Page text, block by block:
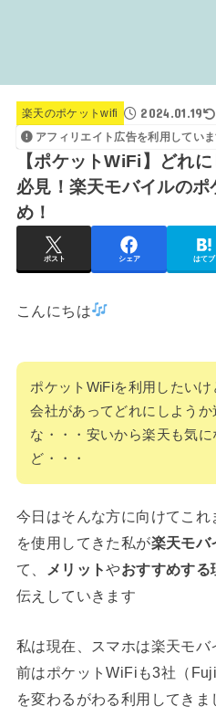
楽天のポケットwifi 2024.01.19
アフィリエイト広告を利用してい
【ポケットWiFi】どれ
必見！楽天モバイルの
め！
ポスト シェア はてブ
こんにちは
ポケットWiFiを利用したいけ
会社があってどれにしようか
な・・・安いから楽天も気に
ど・・・
今日はそんな方に向けてこ
を使用してきた私が楽天モバ
て、
メリットやおすすめする
伝えしていきます
私は現在、スマホは楽天モ
前はポケットWiFiも3社（
を変わるがわる利用してきま